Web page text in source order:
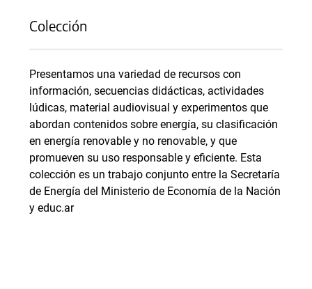
Colección
Presentamos una variedad de recursos con
información, secuencias didácticas, actividades
lúdicas, material audiovisual y experimentos que
abordan contenidos sobre energía, su clasificación
en energía renovable y no renovable, y que
promueven su uso responsable y eficiente. Esta
colección es un trabajo conjunto entre la Secretaría
de Energía del Ministerio de Economía de la Nación
y educ.ar